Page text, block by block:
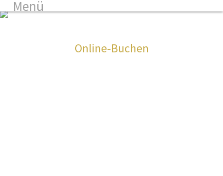
Menü
Online-Buchen